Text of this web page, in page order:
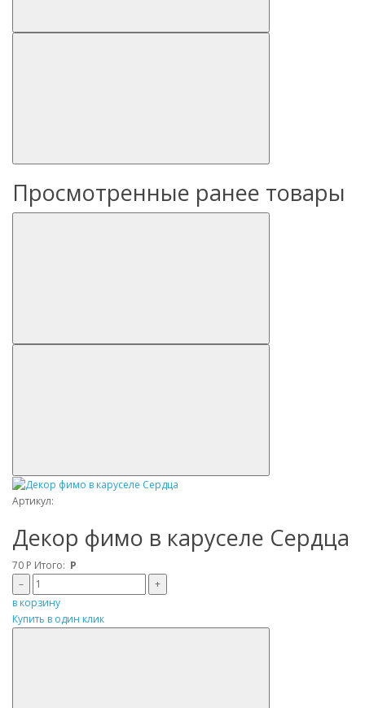
Просмотренные ранее товары
Артикул:
Декор фимо в каруселе Сердца
70 Р Итого: Р
–
+
в корзину
Купить в один клик